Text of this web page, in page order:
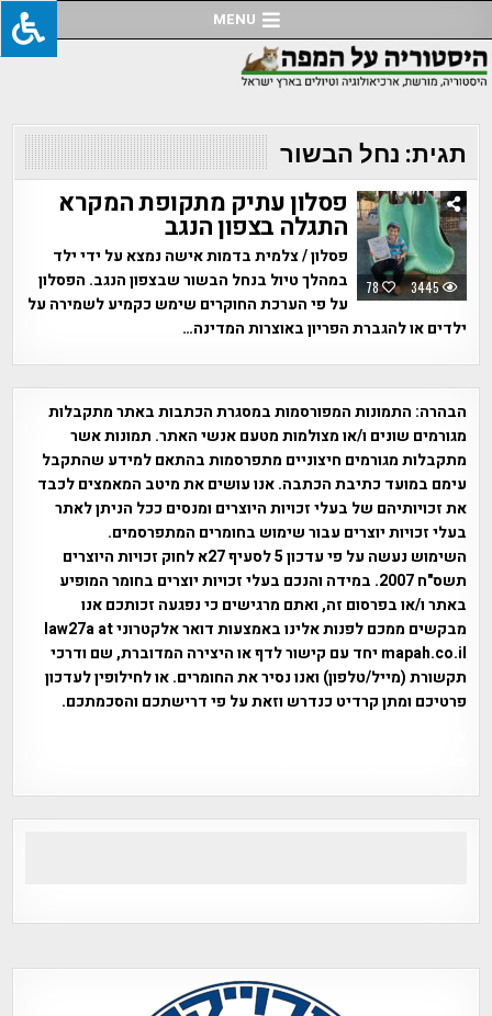
to
content
MENU
תגית: נחל הבשור
78 3445
פסלון עתיק מתקופת המקרא
התגלה בצפון הנגב
פסלון / צלמית בדמות אישה נמצא על ידי ילד
במהלך טיול בנחל הבשור שבצפון הנגב. הפסלון
על פי הערכת החוקרים שימש כקמיע לשמירה על
ילדים או להגברת הפריון באוצרות המדינה…
הבהרה: התמונות המפורסמות במסגרת הכתבות באתר מתקבלות
מגורמים שונים ו/או מצולמות מטעם אנשי האתר. תמונות אשר
מתקבלות מגורמים חיצוניים מתפרסמות בהתאם למידע שהתקבל
עימם במועד כתיבת הכתבה. אנו עושים את מיטב המאמצים לכבד
את זכויותיהם של בעלי זכויות היוצרים ומנסים ככל הניתן לאתר
בעלי זכויות יוצרים עבור שימוש בחומרים המתפרסמים.
השימוש נעשה על פי עדכון 5 לסעיף 27א לחוק זכויות היוצרים
תשס"ח 2007. במידה והנכם בעלי זכויות יוצרים בחומר המופיע
באתר ו/או בפרסום זה, ואתם מרגישים כי נפגעה זכותכם אנו
מבקשים ממכם לפנות אלינו באמצעות דואר אלקטרוני law27a at
mapah.co.il יחד עם קישור לדף או היצירה המדוברת, שם ודרכי
תקשורת (מייל/טלפון) ואנו נסיר את החומרים. או לחילופין לעדכון
פרטיכם ומתן קרדיט כנדרש וזאת על פי דרישתכם והסכמתכם.